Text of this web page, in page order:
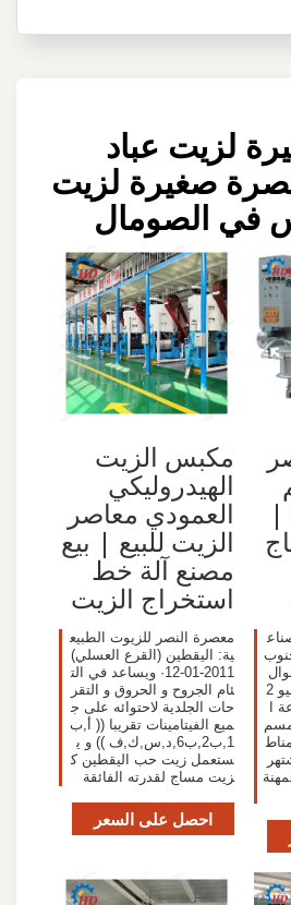
لزيت عباد
صغيرة لزيت
في الصومال
|
24 شوال
1440 هـ الموافق 27 يونيو 2
ا
مكبس الزيت
الهيدروليكي
العمودي معاصر
الزيت للبيع | بيع
مصنع آلة خط
استخراج الزيت
معصرة النصر للزيوت الطبيع
ية: اليقطين (القرع العسلي)
2011-01-12· ويساعد في الت
ئام الجروح و الحروق و التقر
حات الجلدية لاحتوائه على ج
ميع الفيتامينات تقريبا (( أ,ب
1,ب2,ب6,د,س,ك,ف )) و ي
ستعمل زيت حب اليقطين ك
زيت مساج لقدرته الفائقة
احصل على السعر